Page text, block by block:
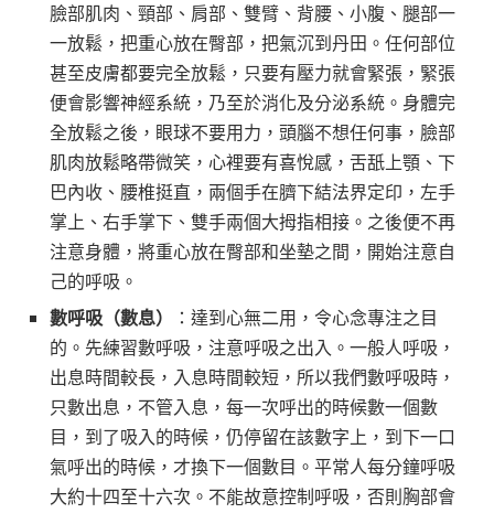
臉部肌肉、頸部、肩部、雙臂、背腰、小腹、腿部一
一放鬆，把重心放在臀部，把氣沉到丹田。任何部位
甚至皮膚都要完全放鬆，只要有壓力就會緊張，緊張
便會影響神經系統，乃至於消化及分泌系統。身體完
全放鬆之後，眼球不要用力，頭腦不想任何事，臉部
肌肉放鬆略帶微笑，心裡要有喜悅感，舌舐上顎、下
巴內收、腰椎挺直，兩個手在臍下結法界定印，左手
掌上、右手掌下、雙手兩個大拇指相接。之後便不再
注意身體，將重心放在臀部和坐墊之間，開始注意自
己的呼吸。
數呼吸（數息）
：達到心無二用，令心念專注之目
的。先練習數呼吸，注意呼吸之出入。一般人呼吸，
出息時間較長，入息時間較短，所以我們數呼吸時，
只數出息，不管入息，每一次呼出的時候數一個數
目，到了吸入的時候，仍停留在該數字上，到下一口
氣呼出的時候，才換下一個數目。平常人每分鐘呼吸
大約十四至十六次。不能故意控制呼吸，否則胸部會